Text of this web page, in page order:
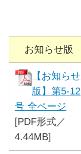
お知らせ版
【お知らせ
版】第5-12
号 全ページ
[PDF形式／
4.44MB]